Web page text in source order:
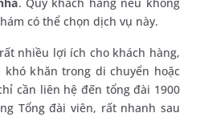
có thể chọn dịch vụ này.
nhiều lợi ích cho khách hàng,
khăn trong di chuyển hoặc
cần liên hệ đến tổng đài 1900
Tổng đài viên, rất nhanh sau